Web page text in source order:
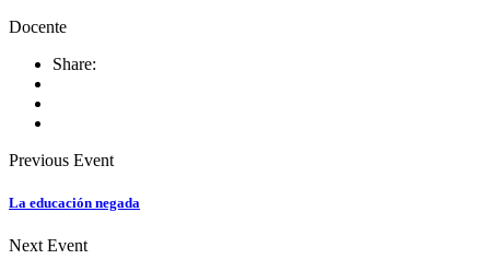
Docente
Share:
Previous Event
La educación negada
Next Event